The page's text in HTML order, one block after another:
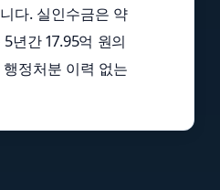
다. 실인수금은 약
년간 17.95억 원의
정처분 이력 없는